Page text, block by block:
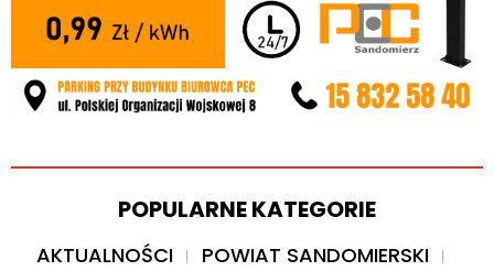
POPULARNE KATEGORIE
AKTUALNOŚCI
POWIAT SANDOMIERSKI